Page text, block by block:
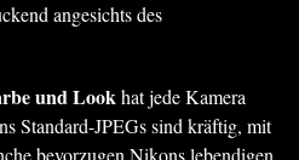
angesichts des
und Lookhat jede Kamera
Standard-JPEGs sind kräftig, mit